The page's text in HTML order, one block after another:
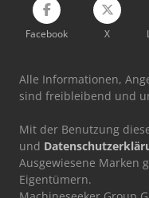
Facebook X
Alle Informationen,
sind freibleibend und
Mit der Benutzung
und
Ausgewiesene Marken
Eigentümern.